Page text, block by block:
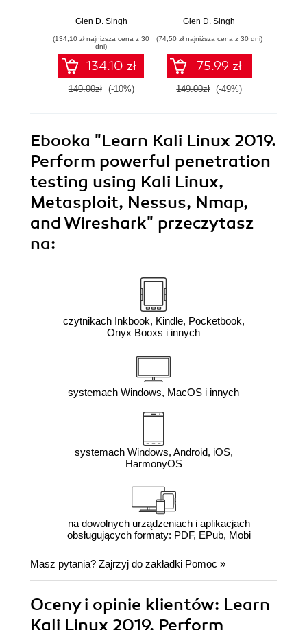
Aircrack-ng, and
edge pentesting -
Third Edition
Glen D. Singh
(134,10 zł najniższa cena z 30
dni)
134.10 zł
149.00zł (-10%)
narzędzi Nmap,
Aircrack-ng i
Empire. Wydanie II
Glen D. Singh
(74,50 zł najniższa cena z 30 dni)
75.99 zł
149.00zł (-49%)
Ebooka "Learn Kali Linux 2019.
Perform powerful penetration
testing using Kali Linux,
Metasploit, Nessus, Nmap,
and Wireshark" przeczytasz
na:
czytnikach Inkbook, Kindle, Pocketbook,
Onyx Booxs i innych
systemach Windows, MacOS i innych
systemach Windows, Android, iOS,
HarmonyOS
na dowolnych urządzeniach i aplikacjach
obsługujących formaty: PDF, EPub, Mobi
Masz pytania? Zajrzyj do zakładki Pomoc »
Oceny i opinie klientów: Learn
Kali Linux 2019. Perform